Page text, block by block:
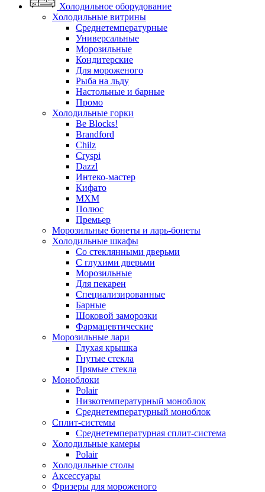
Холодильное оборудование
Холодильные витрины
Среднетемпературные
Универсальные
Морозильные
Кондитерские
Для мороженого
Рыба на льду
Настольные и барные
Промо
Холодильные горки
Be Blocks!
Brandford
Chilz
Cryspi
Dazzl
Интеко-мастер
Кифато
МХМ
Полюс
Премьер
Морозильные бонеты и ларь-бонеты
Холодильные шкафы
Со стеклянными дверьми
С глухими дверьми
Морозильные
Для пекарен
Специализированные
Барные
Шоковой заморозки
Фармацевтические
Морозильные лари
Глухая крышка
Гнутые стекла
Прямые стекла
Моноблоки
Polair
Низкотемпературный моноблок
Среднетемпературный моноблок
Сплит-системы
Среднетемпературная сплит-система
Холодильные камеры
Polair
Холодильные столы
Аксессуары
Фризеры для мороженого